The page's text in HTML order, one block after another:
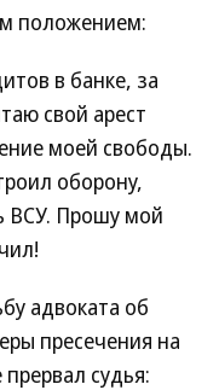
положением:
в банке, за
свой арест
моей свободы.
оборону,
ВСУ. Прошу мой
адвоката об
пресечения на
судья: